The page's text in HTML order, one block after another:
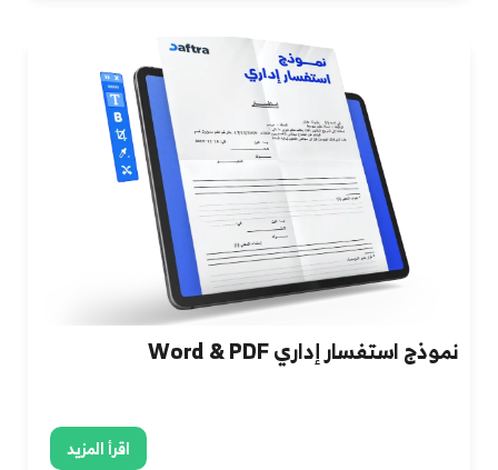
نموذج استفسار إداري Word & PDF
اقرأ المزيد